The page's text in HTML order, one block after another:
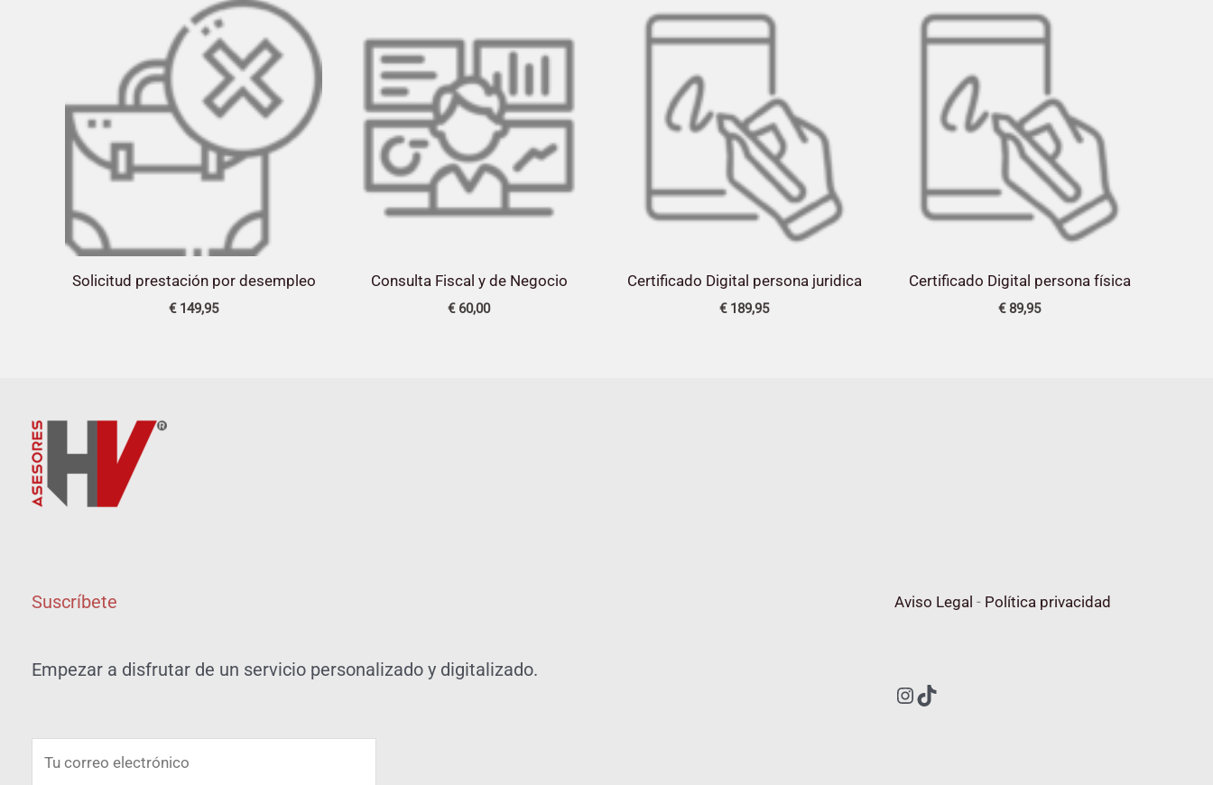
Solicitud prestación por desempleo
€149,95
Consulta Fiscal y de Negocio
€60,00
Certificado Digital persona juridica
€189,95
Certificado Digital persona física
€89,95
Suscríbete
Empezar a disfrutar de un servicio personalizado y digitalizado.
Aviso Legal - Política privacidad